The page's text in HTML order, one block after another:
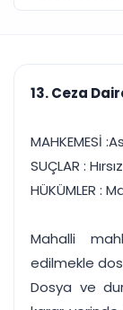
Tek
Tüm
13. Ceza
MAHKEMESİ
SUÇLAR :
HÜKÜMLER :
Mahalli
edilmekle
Dosya ve